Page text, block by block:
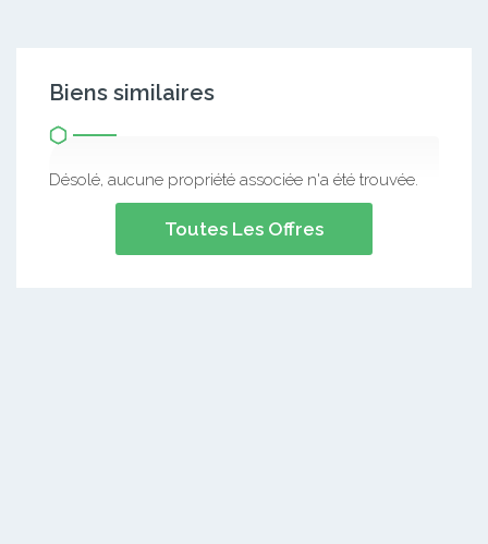
Biens similaires
Désolé, aucune propriété associée n'a été trouvée.
Toutes Les Offres